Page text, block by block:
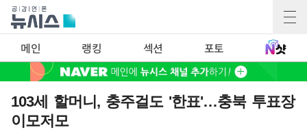
메인 랭킹 섹션 포토
103세 할머니, 충주걸도 '한표'…충북 투표장
이모저모